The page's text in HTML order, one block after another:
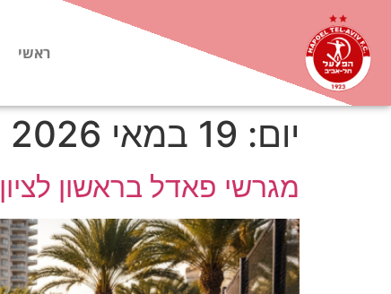
ראשי
יום: 19 במאי 2026
מגרשי פאדל בראשון לציון